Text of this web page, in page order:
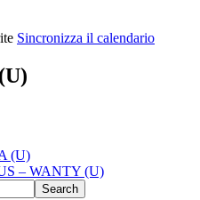
Sincronizza il calendario
(U)
– WANTY (U)